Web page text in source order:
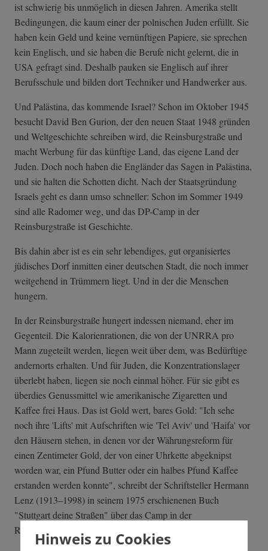
ist schwierig bis unmöglich in diesen Jahren. Amerika stellt
Bedingungen, die kaum einer der polnischen Juden erfüllt. Sie
haben kein Geld und keine vernünftigen Papiere, sie sprechen
kein Englisch, und sie haben die Berufe nicht gelernt, die in
USA gefragt sind. Deshalb pauken sie Englisch auf ihrer
Berufsschule und bilden dort Techniker und Handwerker aus.
Und Palästina, das kommende Israel? Schon im Oktober 1945
besucht David Ben Gurion, der den neuen Staat 1948 gründen
und Weltgeschichte schreiben wird, die Reinsburgstraße und
macht Werbung für das künftige Land, das eigene Land der
Juden. Doch noch haben die Engländer das Sagen in Palästina,
und sie halten die Schotten dicht. Nach der Staatsgründung
Israels geht es dann umso schneller: Schon im Sommer 1949
sind alle Radomer weg, und das DP-Camp in der
Reinsburgstraße ist Geschichte.
Bis dahin aber ist es ein sehr lebendiges, gut organisiertes
jüdisches Dorf inmitten einer deutschen Stadt, die noch immer
weitgehend in Trümmern liegt. Und in der die Menschen
hungern.
In der Reinsburgstraße hungert indessen niemand, eher im
Gegenteil. Die Kalorienrationen, die von der UNRRA pro
Mann zugeteilt werden, liegen weit über dem, was Bedürftige
andernorts erhalten. Und für Juden, die Konzentrationslager
überlebt haben, liegen sie noch einmal höher. Für sie gibt es
überdies Genussmittel wie amerikanische Zigaretten und
Kaffee frei Haus. Das ist Gold wert, bares Gold: "Ich sehe
noch ihre 'Lifts' mit Aufschriften wie 'Tel Aviv' und 'Haifa' vor
den Häusern stehen, in denen vor der Währungsreform für
einen Zentimeter Gold, der von einer Uhrkette abgeknipst
worden war, ein Pfund Butter oder ein halbes Pfund Kaffee
erstanden werden konnte", schreibt der Schriftsteller Hermann
Lenz (1913–1998) in seinem 1975 erschienenen Buch
"Stuttgart deine Straßen" über das Camp in der
Reinsburgstraße.
Hinweis zu Cookies